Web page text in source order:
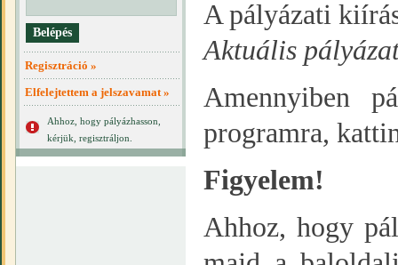
Regisztráció »
Elfelejtettem a jelszavamat »
Ahhoz, hogy pályázhasson,
kérjük, regisztráljon.
A pályázati
Aktuális
Amennyiben
programra,
Figyelem!
Ahhoz, hogy